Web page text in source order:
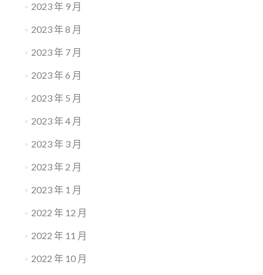
2023 年 9 月
2023 年 8 月
2023 年 7 月
2023 年 6 月
2023 年 5 月
2023 年 4 月
2023 年 3 月
2023 年 2 月
2023 年 1 月
2022 年 12 月
2022 年 11 月
2022 年 10 月